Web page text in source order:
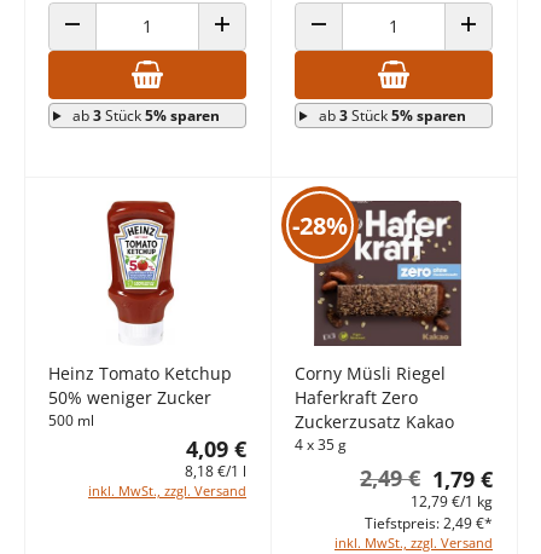
ANZAHL VERRINGERN ANZAHL ERHÖHEN
ab3Stück5% sparen
ANZAHL VERRINGERN ANZAHL
ab3Stück5% sparen
Heinz Tomato Ketchup
50% weniger Zucker
500 ml
4,09 €
8,18 €/1 l
inkl. MwSt., zzgl. Versand
-28%
Corny Müsli Riegel
Haferkraft Zero
Zuckerzusatz Kakao
4 x 35 g
1,79 €
2,49 €
12,79 €/1 kg
inkl. MwSt., zzgl. Versand
Tiefstpreis: 2,49 €*